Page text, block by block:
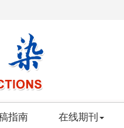
指南 在线期刊